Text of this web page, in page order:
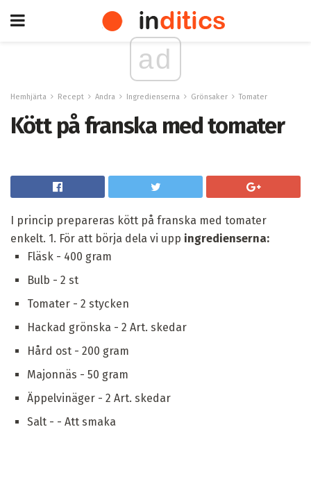
ad
Hemhjärta Recept Andra Ingredienserna Grönsaker Tomater
Kött på franska med tomater
I princip prepareras kött på franska med tomater
enkelt. 1. För att börja dela vi upp ingredienserna:
Fläsk - 400 gram
Bulb - 2 st
Tomater - 2 stycken
Hackad grönska - 2 Art. skedar
Hård ost - 200 gram
Majonnäs - 50 gram
Äppelvinäger - 2 Art. skedar
Salt - - Att smaka